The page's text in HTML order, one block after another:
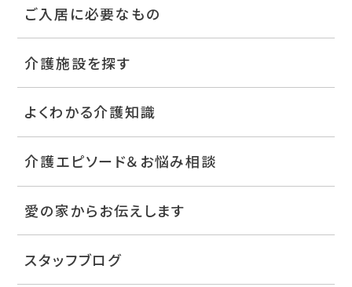
ご入居に必要なもの
介護施設を探す
よくわかる介護知識
介護エピソード＆お悩み相談
愛の家からお伝えします
スタッフブログ